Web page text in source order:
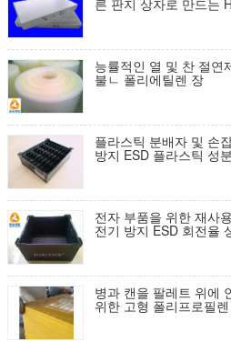
른 판지 상자로 만드는
능률적인 열 및 찬 절연
불ㄴ 폴리에틸렌 장
플라스틱 분배자 및 손
방지 ESD 플라스틱 성
전자 부품을 위한 재사
전기 방지 ESD 회전율
병과 캔을 팔레트 위에
위한 고형 폴리프로필